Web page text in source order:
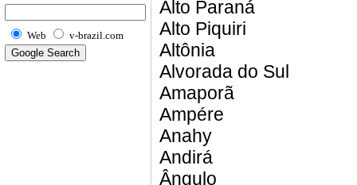
Web v-brazil.com
Alto Paraná
Alto Piquiri
Altônia
Alvorada do Sul
Amaporã
Ampére
Anahy
Andirá
Ângulo